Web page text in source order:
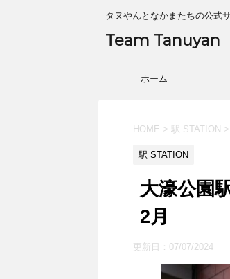
タヌやんとなかまたちの公式
Team Tanuyan
ホーム
HOME > 駅 STATION >
駅 STATION
大濠公園
2月
更新日： 07/07/2024